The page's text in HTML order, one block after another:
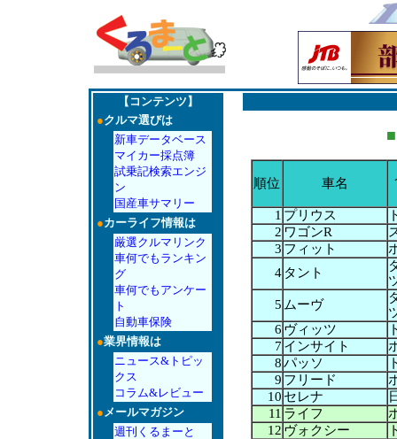
【コンテンツ】
●クルマ選びは
新車データベース
マイカー採点簿
試乗記検索エンジ
ン
国産車サマリー
●カーライフ情報は
厳選クルマリンク
車何でもランキン
グ
車何でもアンケー
ト
自動車保険
●業界情報は
ニュース&トピッ
クス
コラム&レビュー
●メールマガジン
週刊くるまーと
■
順位 車名
1 プリウス
2 ワゴンR
3 フィット
4 タント
5 ムーヴ
6 ヴィッツ
7 インサイト
8パッソ
9 フリード
10 セレナ
11 ライフ
12 ヴォクシー